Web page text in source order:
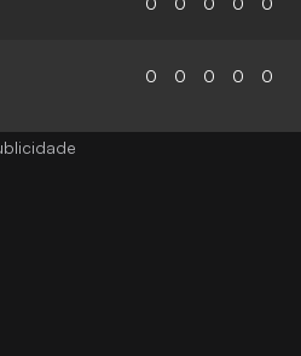
0 0 0 0 0